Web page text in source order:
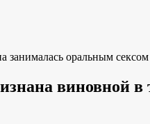
оральным
виновной в